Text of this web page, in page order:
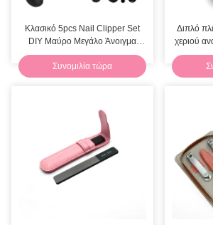
Κλασικό 5pcs Nail Clipper Set
DIY Μαύρο Μεγάλο Άνοιγμα
Μανικιούρ και Πεντικιούρ Σετ
Συνομιλία τώρα
Διπλό
χεριού